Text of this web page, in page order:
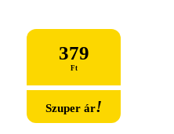
379
Ft
Szuper ár!